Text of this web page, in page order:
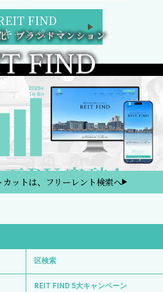
FIND
ャンペーン
ットは、フリーレント検索へ
区検索
REIT FIND 5大キャンペーン